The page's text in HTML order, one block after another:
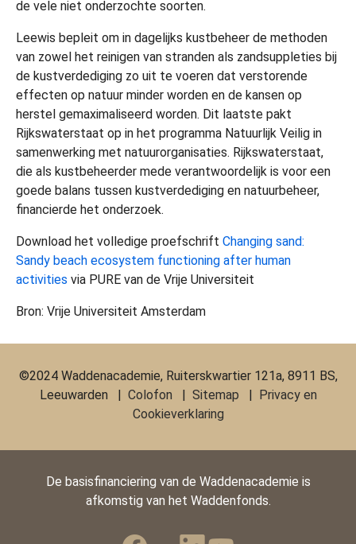
de vele niet onderzochte soorten.
Leewis bepleit om in dagelijks kustbeheer de methoden
van zowel het reinigen van stranden als zandsuppleties bij
de kustverdediging zo uit te voeren dat verstorende
effecten op natuur minder worden en de kansen op
herstel gemaximaliseerd worden. Dit laatste pakt
Rijkswaterstaat op in het programma Natuurlijk Veilig in
samenwerking met natuurorganisaties. Rijkswaterstaat,
die als kustbeheerder mede verantwoordelijk is voor een
goede balans tussen kustverdediging en natuurbeheer,
financierde het onderzoek.
Download het volledige proefschrift Changing sand:
Sandy beach ecosystem functioning after human
activities via PURE van de Vrije Universiteit
Bron: Vrije Universiteit Amsterdam
©2024 Waddenacademie, Ruiterskwartier 121a, 8911 BS,
Leeuwarden | Colofon | Sitemap | Privacy en
Cookieverklaring
De basisfinanciering van de Waddenacademie is
afkomstig van het Waddenfonds.